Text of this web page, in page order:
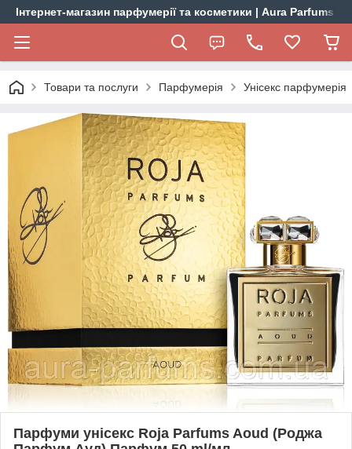
Інтернет-магазин парфумерії та косметики | Aura Parfums
Товари та послуги Парфумерія Унісекс парфумерія
Парфуми унісекс Roja Parfums Aoud (Роджа